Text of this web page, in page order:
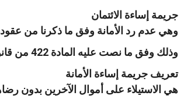
جريمة إساءة الائتمان
وهي عدم رد الأمانة وفق ما ذكرنا من عقود
وذلك وفق ما نصت عليه المادة 422 من قانون العقوبات وبحسب ما قمنا بشرحها
تعريف جريمة إساءة الأمانة
هي الاستيلاء على أموال الآخرين بدون